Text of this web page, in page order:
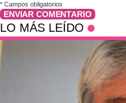
* Campos obligatorios
ENVIAR COMENTARIO
LO MÁS LEÍDO